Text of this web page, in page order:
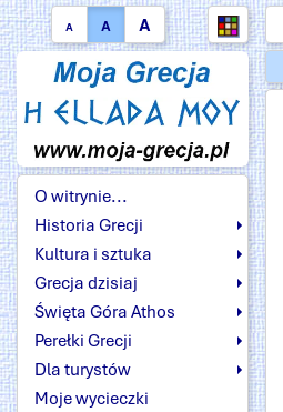
A A A
O witrynie...
Historia Grecji
Kultura i sztuka
Grecja dzisiaj
Święta Góra Athos
Perełki Grecji
Dla turystów
Moje wycieczki